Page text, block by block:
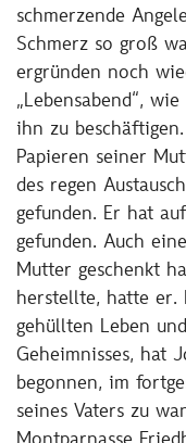
schmerzende
Schmerz so groß
ergründen noch
„Lebensabend“,
ihn zu
Papieren seiner
des regen
gefunden. Er hat
gefunden. Auch
Mutter geschenkt
herstellte, hatte er.
gehüllten Leben
Geheimnisses, hat
begonnen, im
seines Vaters zu